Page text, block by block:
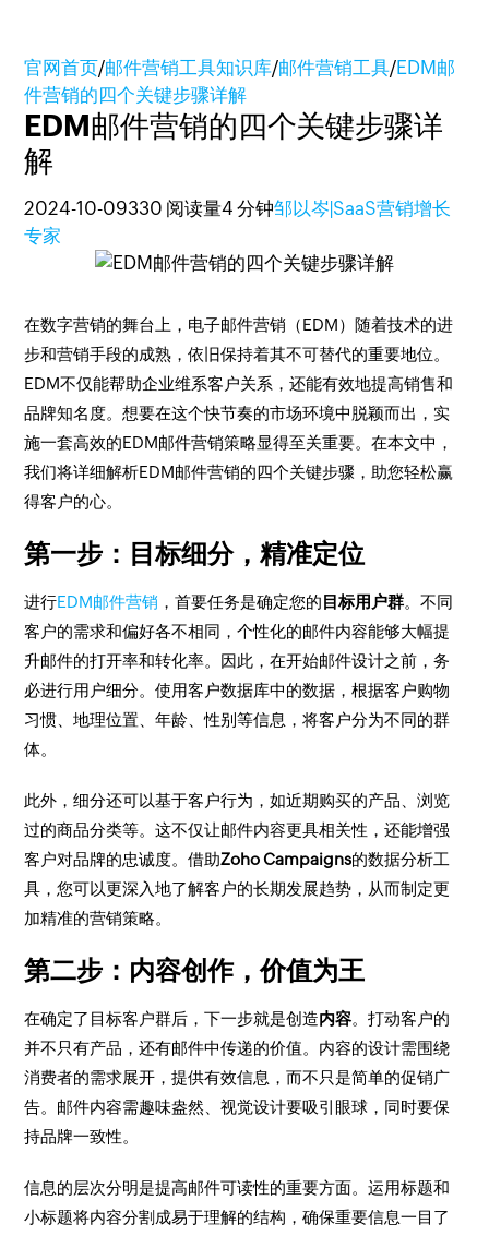
官网首页/邮件营销工具知识库/邮件营销工具/EDM邮
件营销的四个关键步骤详解
EDM邮件营销的四个关键步骤详
解
2024-10-09330 阅读量4 分钟邹以岑|SaaS营销增长
专家
在数字营销的舞台上，电子邮件营销（EDM）随着技术的进
步和营销手段的成熟，依旧保持着其不可替代的重要地位。
EDM不仅能帮助企业维系客户关系，还能有效地提高销售和
品牌知名度。想要在这个快节奏的市场环境中脱颖而出，实
施一套高效的EDM邮件营销策略显得至关重要。在本文中，
我们将详细解析EDM邮件营销的四个关键步骤，助您轻松赢
得客户的心。
第一步：目标细分，精准定位
进行EDM邮件营销 ，首要任务是确定您的 目标用户群。不同
客户的需求和偏好各不相同，个性化的邮件内容能够大幅提
升邮件的打开率和转化率。因此，在开始邮件设计之前，务
必进行用户细分。使用客户数据库中的数据，根据客户购物
习惯、地理位置、年龄、性别等信息，将客户分为不同的群
体。
此外，细分还可以基于客户行为，如近期购买的产品、浏览
过的商品分类等。这不仅让邮件内容更具相关性，还能增强
客户对品牌的忠诚度。借助Zoho Campaigns的数据分析工
具，您可以更深入地了解客户的长期发展趋势，从而制定更
加精准的营销策略。
第二步：内容创作，价值为王
在确定了目标客户群后，下一步就是创造内容。打动客户的
并不只有产品，还有邮件中传递的价值。内容的设计需围绕
消费者的需求展开，提供有效信息，而不只是简单的促销广
告。邮件内容需趣味盎然、视觉设计要吸引眼球，同时要保
持品牌一致性。
信息的层次分明是提高邮件可读性的重要方面。运用标题和
小标题将内容分割成易于理解的结构，确保重要信息一目了